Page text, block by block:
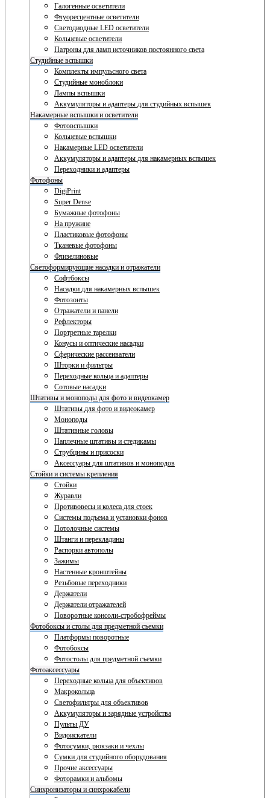
Галогенные осветители
Флуоресцентные осветители
Светодиодные LED осветители
Кольцевые осветители
Патроны для ламп источников постоянного света
Студийные вспышки
Комплекты импульсного света
Студийные моноблоки
Лампы вспышки
Аккумуляторы и адаптеры для студийных вспышек
Накамерные вспышки и осветители
Фотовспышки
Кольцевые вспышки
Накамерные LED осветители
Аккумуляторы и адаптеры для накамерных вспышек
Переходники и адаптеры
Фотофоны
DigiPrint
Super Dense
Бумажные фотофоны
На пружине
Пластиковые фотофоны
Тканевые фотофоны
Флизелиновые
Светоформирующие насадки и отражатели
Софтбоксы
Насадки для накамерных вспышек
Фотозонты
Отражатели и панели
Рефлекторы
Портретные тарелки
Конусы и оптические насадки
Сферические рассеиватели
Шторки и фильтры
Переходные кольца и адаптеры
Сотовые насадки
Штативы и моноподы для фото и видеокамер
Штативы для фото и видеокамер
Моноподы
Штативные головы
Наплечные штативы и стедикамы
Струбцины и присоски
Аксессуары для штативов и моноподов
Стойки и системы крепления
Стойки
Журавли
Противовесы и колеса для стоек
Системы подъема и установки фонов
Потолочные системы
Штанги и перекладины
Распорки автополы
Зажимы
Настенные кронштейны
Резьбовые переходники
Держатели
Держатели отражателей
Поворотные консоли-стробофреймы
Фотобоксы и столы для предметной съемки
Платформы поворотные
Фотобоксы
Фотостолы для предметной съемки
Фотоаксессуары
Переходные кольца для объективов
Макрокольца
Светофильтры для объективов
Аккумуляторы и зарядные устройства
Пульты ДУ
Видоискатели
Фотосумки, рюкзаки и чехлы
Сумки для студийного оборудования
Прочие аксессуары
Фоторамки и альбомы
Синхронизаторы и синхрокабели